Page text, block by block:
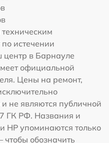
истечении
центр в Барнауле
официальной
Цены на ремонт,
не являются публичной
ГК РФ. Названия и
HP упоминаются только
обозначить